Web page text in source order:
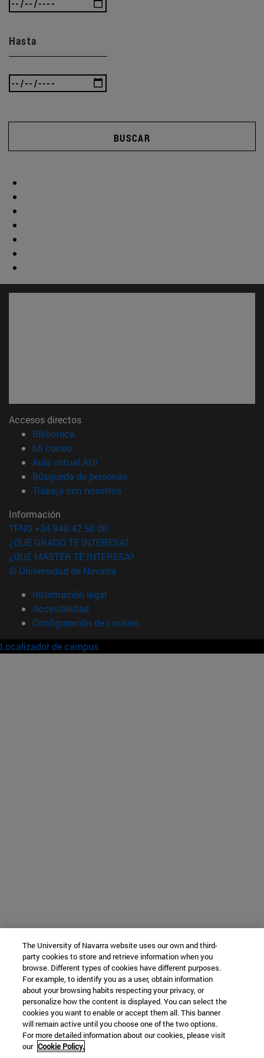
Hasta
BUSCAR
Accesos directos
Biblioteca
Mi correo(abre en nueva ventana)
Aula virtual ADI
Búsqueda de personas(abre en nueva ventana)
Trabaja con nosotros(abre en nueva ventana)
Información
TFNO +34 948 42 56 00
¿QUÉ GRADO TE INTERESA?
¿QUÉ MÁSTER TE INTERESA?
© Universidad de Navarra
Información legal
Accesibilidad
Configuración de cookies
Localizador de campus
The University of Navarra website uses our own and third-
party cookies to store and retrieve information when you
browse. Different types of cookies have different purposes.
For example, to identify you as a user, obtain information
about your browsing habits respecting your privacy, or
personalize how the content is displayed. You can select the
cookies you want to enable or accept them all. This banner
will remain active until you choose one of the two options.
For more detailed information about our cookies, please visit
our Cookie Policy.